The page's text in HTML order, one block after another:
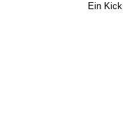
Ein Kick